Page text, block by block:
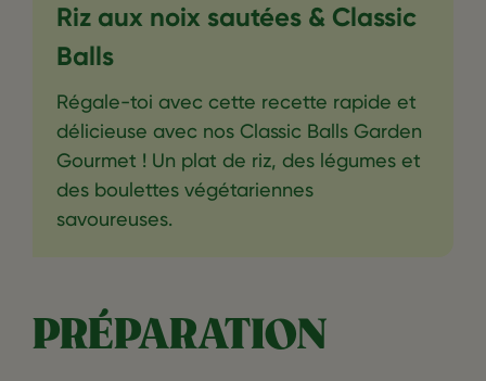
Riz aux noix sautées & Classic
Balls
Régale-toi avec cette recette rapide et
délicieuse avec nos Classic Balls Garden
Gourmet ! Un plat de riz, des légumes et
des boulettes végétariennes
savoureuses.
PRÉPARATION